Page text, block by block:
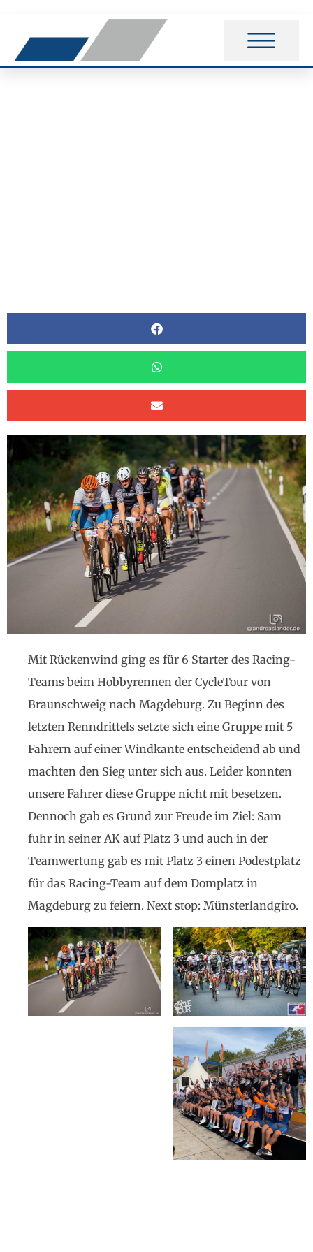
Mit Rückenwind ging es für 6 Starter des Racing-
Teams beim Hobbyrennen der CycleTour von
Braunschweig nach Magdeburg. Zu Beginn des
letzten Renndrittels setzte sich eine Gruppe mit 5
Fahrern auf einer Windkante entscheidend ab und
machten den Sieg unter sich aus. Leider konnten
unsere Fahrer diese Gruppe nicht mit besetzen.
Dennoch gab es Grund zur Freude im Ziel: Sam
fuhr in seiner AK auf Platz 3 und auch in der
Teamwertung gab es mit Platz 3 einen Podestplatz
für das Racing-Team auf dem Domplatz in
Magdeburg zu feiern. Next stop: Münsterlandgiro.